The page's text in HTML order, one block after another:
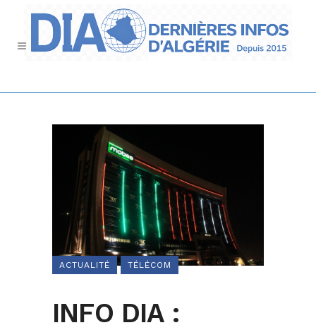
ACTUALITÉ TÉLÉCOM
INFO DIA :